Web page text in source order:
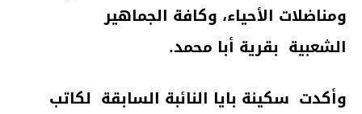
ومناضلات الأحياء، وكافة الجماهير
الشعبية بقرية أبا محمد.
وأكدت سكينة بايا النائبة السابقة لكاتب